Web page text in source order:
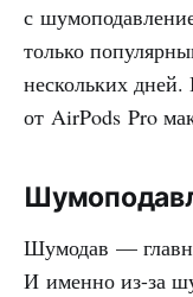
с
только
нескольких
от AirPods Pro
Шумодав —
И именно из-за